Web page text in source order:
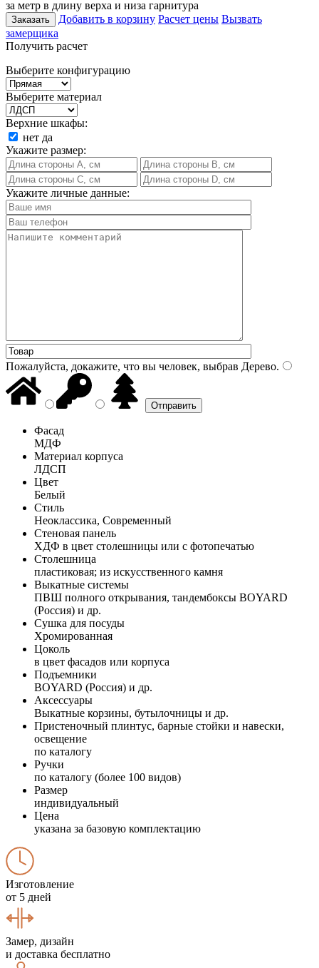
за метр в длину верха и низа гарнитура
Заказать Добавить в корзину Расчет цены Вызвать
замерщика
Получить расчет
Выберите конфигурацию
Выберите материал
Верхние шкафы:
нет да
Укажите размер:
Укажите личные данные:
Пожалуйста, докажите, что вы человек, выбрав Дерево.
Фасад
МДФ
Материал корпуса
ЛДСП
Цвет
Белый
Стиль
Неоклассика, Современный
Стеновая панель
ХДФ в цвет столешницы или с фотопечатью
Столешница
пластиковая; из искусственного камня
Выкатные системы
ПВШ полного открывания, тандембоксы BOYARD
(Россия) и др.
Сушка для посуды
Хромированная
Цоколь
в цвет фасадов или корпуса
Подъемники
BOYARD (Россия) и др.
Аксессуары
Выкатные корзины, бутылочницы и др.
Пристеночный плинтус, барные стойки и навески,
освещение
по каталогу
Ручки
по каталогу (более 100 видов)
Размер
индивидуальный
Цена
указана за базовую комплектацию
Изготовление
от 5 дней
Замер, дизайн
и доставка бесплатно